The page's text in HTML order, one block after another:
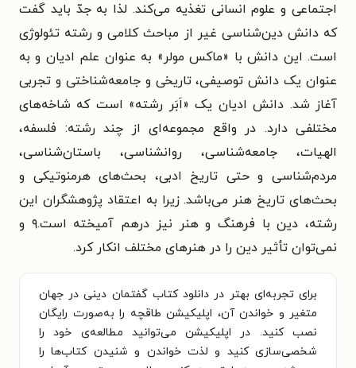
اجتماعی و علوم انسانی تغذیه می‌کند. لذا به جدّ باید گفت
که دانش دین‌شناسی غیر از مباحث کلامی و رشته تئولوژی
است. این دانش با «ماکس مولر» به عنوان علم ادیان و به
عنوان یک دانش توصیفی، تاریخی و جامعه‌شناختی و تجربی
آغاز شد. دانش ادیان یک «اَبَر رشته» است که شاخه‌های
مختلفی دارد. در واقع مجموعه‌ای از چند رشته: فلسفه،
الهیات، جامعه‌شناسی، روانشناسی، باستان‌شناسی،
مردم‌شناسی و حتی تاریخ ادبی، بحث‌های هرمنوتیکی و
بحث‌های تاریخ هنر می‌باشد. زیرا به اعتقاد پژوهشگران این
رشته، دین با فرهنگ و هنر نیز درهم آمیخته است.۹ و
نمی‌توان تأثیر دین را در هنرهای مختلف انکار کرد.
برای تجربه‌ای بهتر در دانلود کتاب گفتمان دینی در جهان
متغیر و خواندن آن، اپلیکیشن طاقچه را به‌صورت رایگان
نصب کنید. در اپلیکیشن می‌توانید مطالعه‌ی خود را
شخصی‌سازی کنید و لذت خواندن و شنیدن کتاب‌ها را